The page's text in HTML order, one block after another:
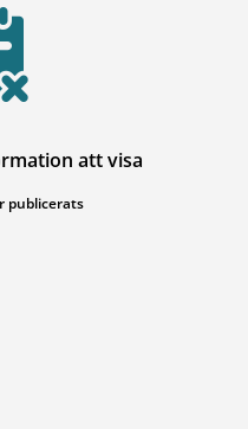
att visa
publicerats